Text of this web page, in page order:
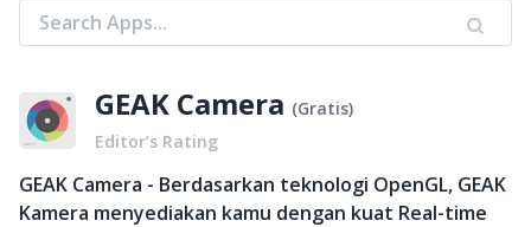
GEAK Camera (Gratis)
Editor’s Rating
GEAK Camera - Berdasarkan teknologi OpenGL, GEAK
Kamera menyediakan kamu dengan kuat Real-time